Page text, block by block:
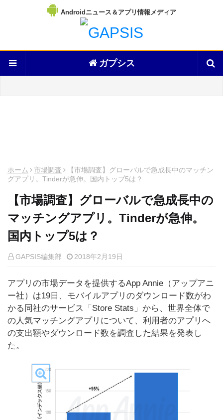
Androidニュース＆アプリ情報メディア
ガプシス
ホーム 市場調査
【市場調査】グローバルで急成長中のマッチン
グアプリ。Tinderが急伸。国内トップ5は？
【市場調査】グローバルで急成長中の
マッチングアプリ。Tinderが急伸。
国内トップ5は？
GAPSIS編集部 2018年2月19日
アプリの市場データを提供するApp Annie（アップアニ
ー社）は19日、モバイルアプリのダウンロード数がわ
かる同社のサービス「Store Stats」から、世界全体で
の人気マッチングアプリについて、利用者のアプリへ
の支出額やダウンロード数を調査した結果を発表し
た。